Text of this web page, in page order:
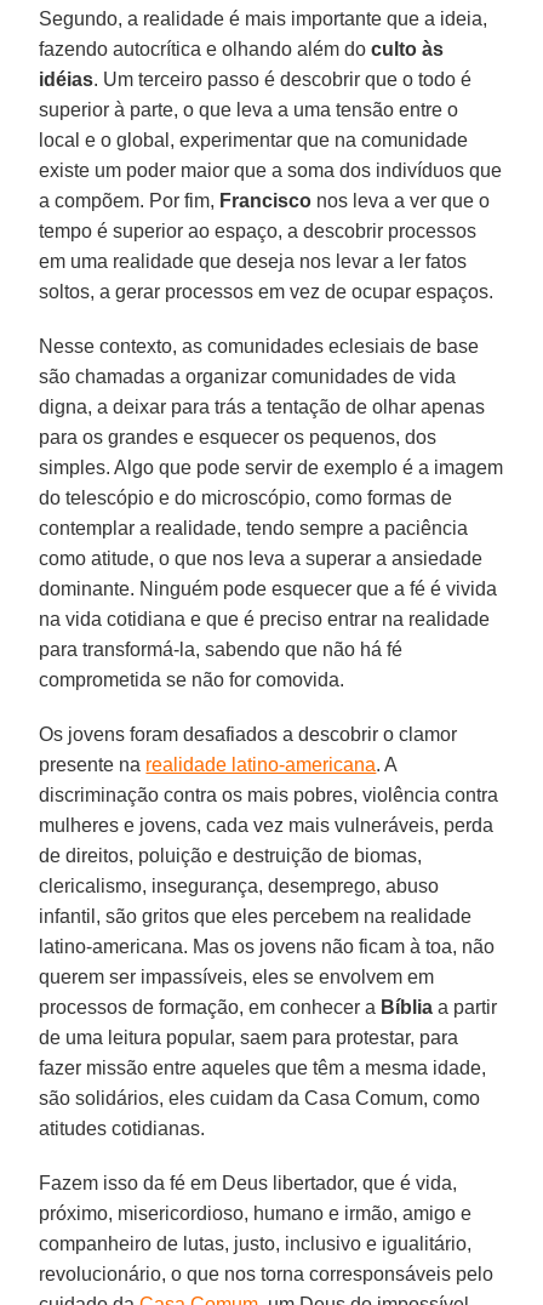
Segundo, a realidade é mais importante que a ideia,
fazendo autocrítica e olhando além doculto às
idéias. Um terceiro passo é descobrir que o todo é
superior à parte, o que leva a uma tensão entre o
local e o global, experimentar que na comunidade
existe um poder maior que a soma dos indivíduos que
a compõem. Por fim, Francisco nos leva a ver que o
tempo é superior ao espaço, a descobrir processos
em uma realidade que deseja nos levar a ler fatos
soltos, a gerar processos em vez de ocupar espaços.
Nesse contexto, as comunidades eclesiais de base
são chamadas a organizar comunidades de vida
digna, a deixar para trás a tentação de olhar apenas
para os grandes e esquecer os pequenos, dos
simples. Algo que pode servir de exemplo é a imagem
do telescópio e do microscópio, como formas de
contemplar a realidade, tendo sempre a paciência
como atitude, o que nos leva a superar a ansiedade
dominante. Ninguém pode esquecer que a fé é vivida
na vida cotidiana e que é preciso entrar na realidade
para transformá-la, sabendo que não há fé
comprometida se não for comovida.
Os jovens foram desafiados a descobrir o clamor
presente na realidade latino-americana. A
discriminação contra os mais pobres, violência contra
mulheres e jovens, cada vez mais vulneráveis, perda
de direitos, poluição e destruição de biomas,
clericalismo, insegurança, desemprego, abuso
infantil, são gritos que eles percebem na realidade
latino-americana. Mas os jovens não ficam à toa, não
querem ser impassíveis, eles se envolvem em
processos de formação, em conhecer a Bíblia a partir
de uma leitura popular, saem para protestar, para
fazer missão entre aqueles que têm a mesma idade,
são solidários, eles cuidam da Casa Comum, como
atitudes cotidianas.
Fazem isso da fé em Deus libertador, que é vida,
próximo, misericordioso, humano e irmão, amigo e
companheiro de lutas, justo, inclusivo e igualitário,
revolucionário, o que nos torna corresponsáveis pelo